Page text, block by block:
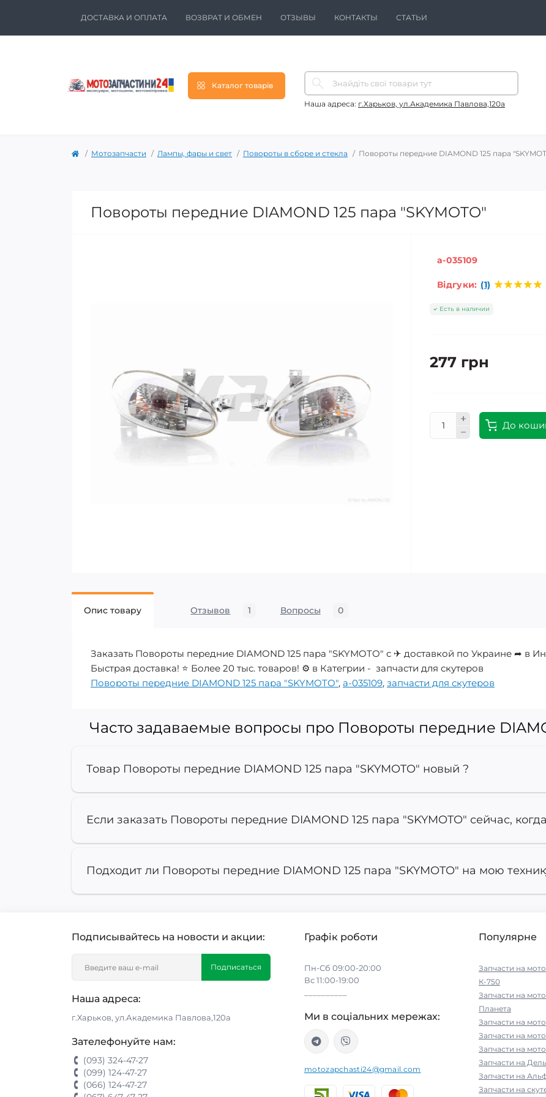
ДОСТАВКА И ОПЛАТА ВОЗВРАТ И ОБМЕН ОТЗЫВЫ КОНТАКТЫ СТАТЬИ
Каталог товарів
Наша адреса: г.Харьков, ул.Академика Павлова,120а
Мотозапчасти Лампы, фары и свет Повороты в сборе и стекла Повороты передние DIAMOND 125 пара
Повороты передние DIAMOND 125 пара "SKYMOTO"
a-035109
Відгуки: (1)
Есть в наличии
277 грн
До
Опис товару Отзывов 1 Вопросы 0
Заказать Повороты передние DIAMOND 125 пара "SKYMOTO" с ✈ доставкой по Украине ➦ в
Быстрая доставка! ⭐ Более 20 тыс. товаров! ⚙️ в Категрии - запчасти для скутеров
Повороты передние DIAMOND 125 пара "SKYMOTO", a-035109, запчасти для скутеров
Часто задаваемые вопросы про Повороты передние
Товар Повороты передние DIAMOND 125 пара "SKYMOTO" новый ?
Если заказать Повороты передние DIAMOND 125 пара "SKYMOTO" сейчас,
Подходит ли Повороты передние DIAMOND 125 пара "SKYMOTO" на мою
Подписывайтесь на новости и акции:
Подписаться
Наша адреса:
г.Харьков, ул.Академика Павлова,120а
Зателефонуйте нам:
(093) 324-47-27
(099) 124-47-27
(066) 124-47-27
Графік роботи
Пн-Сб 09:00-20:00
Вс 11:00-19:00
Ми в соціальних мережах:
motozapchasti24@gmail.com
Популярне
Запчасти на
К-750
Запчасти на
Планета
Запчасти на
Запчасти на
Запчасти на
Запчасти на
Запчасти на
Запчасти на